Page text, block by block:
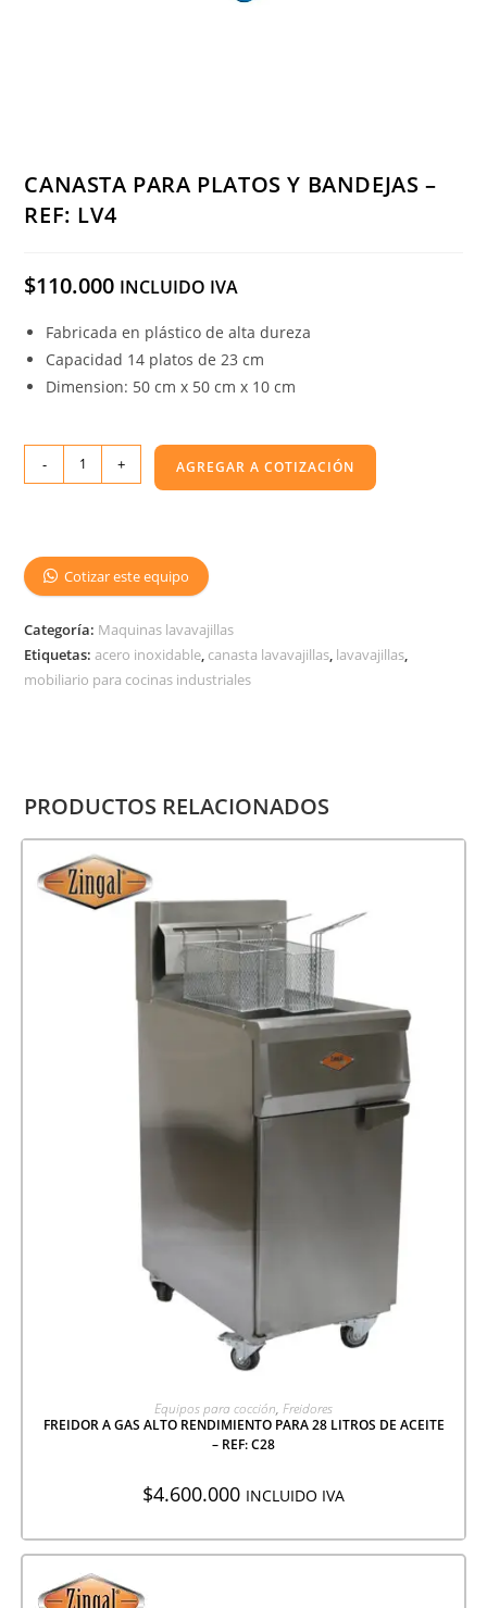
CANASTA PARA PLATOS Y BANDEJAS –
REF: LV4
$110.000 INCLUIDO IVA
Fabricada en plástico de alta dureza
Capacidad 14 platos de 23 cm
Dimension: 50 cm x 50 cm x 10 cm
- + AGREGAR A COTIZACIÓN
Cotizar este equipo
Categoría: Maquinas lavavajillas
Etiquetas:acero inoxidable canasta lavavajillas lavavajillas
mobiliario para cocinas industriales
PRODUCTOS RELACIONADOS
AGREGAR A COTIZACIÓN
Equipos para cocción, Freidores
FREIDOR A GAS ALTO RENDIMIENTO PARA 28 LITROS DE ACEITE
– REF: C28
$4.600.000 INCLUIDO IVA